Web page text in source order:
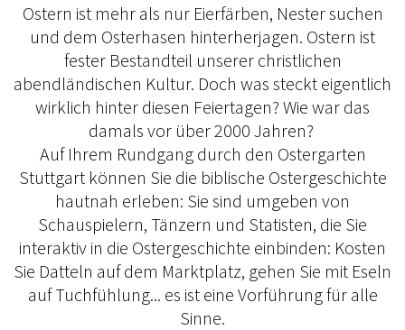
Ostern ist mehr als nur Eierfärben, Nester suchen
und dem Osterhasen hinterherjagen. Ostern ist
fester Bestandteil unserer christlichen
abendländischen Kultur. Doch was steckt eigentlich
wirklich hinter diesen Feiertagen? Wie war das
damals vor über 2000 Jahren?
Auf Ihrem Rundgang durch den Ostergarten
Stuttgart können Sie die biblische Ostergeschichte
hautnah erleben: Sie sind umgeben von
Schauspielern, Tänzern und Statisten, die Sie
interaktiv in die Ostergeschichte einbinden: Kosten
Sie Datteln auf dem Marktplatz, gehen Sie mit Eseln
auf Tuchfühlung... es ist eine Vorführung für alle
Sinne.